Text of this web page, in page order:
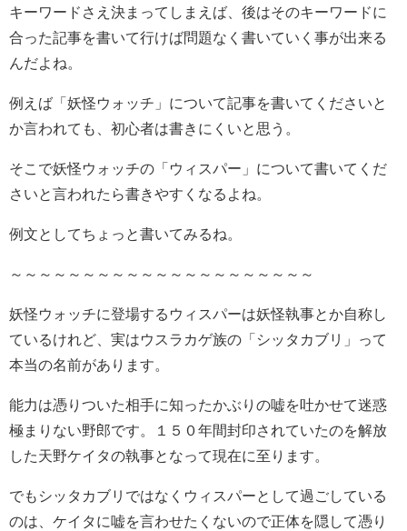
キーワードさえ決まってしまえば、後はそのキーワードに
合った記事を書いて行けば問題なく書いていく事が出来る
んだよね。
例えば「妖怪ウォッチ」について記事を書いてくださいと
か言われても、初心者は書きにくいと思う。
そこで妖怪ウォッチの「ウィスパー」について書いてくだ
さいと言われたら書きやすくなるよね。
例文としてちょっと書いてみるね。
～～～～～～～～～～～～～～～～～～～～～
妖怪ウォッチに登場するウィスパーは妖怪執事とか自称し
ているけれど、実はウスラカゲ族の「シッタカブリ」って
本当の名前があります。
能力は憑りついた相手に知ったかぶりの嘘を吐かせて迷惑
極まりない野郎です。１５０年間封印されていたのを解放
した天野ケイタの執事となって現在に至ります。
でもシッタカブリではなくウィスパーとして過ごしている
のは、ケイタに嘘を言わせたくないので正体を隠して憑り